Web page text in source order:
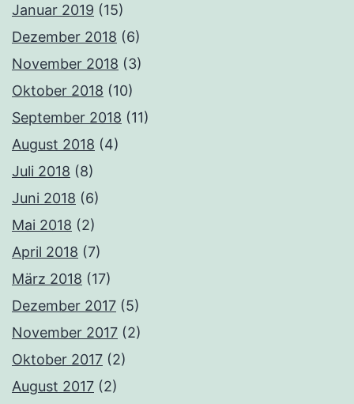
Januar 2019 (15)
Dezember 2018 (6)
November 2018 (3)
Oktober 2018 (10)
September 2018 (11)
August 2018 (4)
Juli 2018 (8)
Juni 2018 (6)
Mai 2018 (2)
April 2018 (7)
März 2018 (17)
Dezember 2017 (5)
November 2017 (2)
Oktober 2017 (2)
August 2017 (2)